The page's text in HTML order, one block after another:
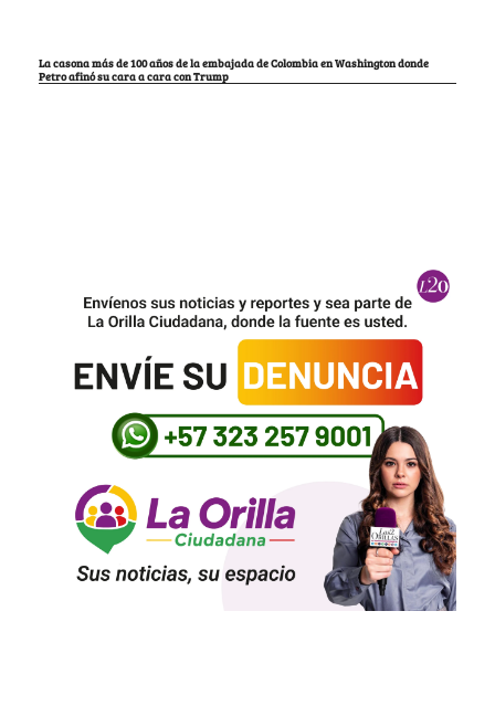
La casona más de 100 años de la embajada de Colombia en Washington donde
Petro afinó su cara a cara con Trump